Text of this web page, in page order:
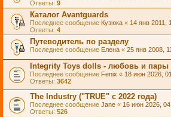
Ответы: 9
Каталог Avantguards
Последнее сообщение Кузюка « 14 янв 2011,
Ответы: 4
Путеводитель по разделу
Последнее сообщение Елена « 25 янв 2008,
Integrity Toys dolls - любовь и пары
Последнее сообщение Fenix « 18 июн 2026,
Ответы: 3642
The Industry ("TRUE" с 2022 года)
Последнее сообщение Jane « 16 июн 2026,
Ответы: 526